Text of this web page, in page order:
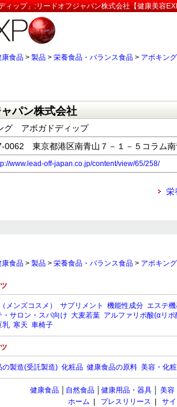
ップ」:リードオフジャパン株式会社【健康美容
康食品 > 製品 > 栄養食品・バランス食品 > アボキン
パン株式会社
グ アボガドディップ
0062 東京都港区南青山７－１－５コラム
www.lead-off-japan.co.jp/content/view/65/258/
栄
康食品 > 製品 > 栄養食品・バランス食品 > アボキン
メンズコスメ） サプリメント 機能性成分 エステ
・サロン・スパ向け 大麦若葉 アルファリポ酸(αリポ
乳 寒天 車椅子
の製造(受託製造) 化粧品 健康食品の原料 美容・化
健康食品 自然食品 健康用品・器具 美容
ホーム
プレスリリース
サ